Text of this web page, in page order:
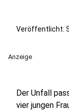
Veröffentlicht:
Anzeige
Der Unfall
vier jungen